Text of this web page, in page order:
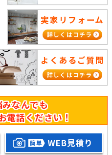
実家リフォーム
詳しくはコチラ
よくあるご質問
詳しくはコチラ
なんでも
電話ください！